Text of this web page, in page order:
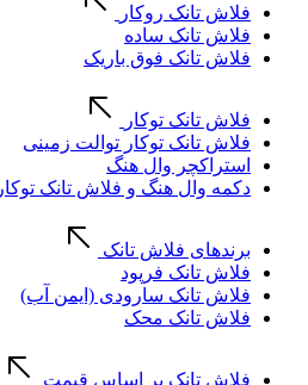
فلاش تانک روکار
فلاش تانک ساده
فلاش تانک فوق باریک
فلاش تانک توکار
فلاش تانک توکار توالت زمینی
استراکچر وال هنگ
دکمه وال هنگ و فلاش تانک توکار
برندهای فلاش تانک
فلاش تانک فرپود
فلاش تانک سارودی (ایمن آب)
فلاش تانک محک
فلاش تانک بر اساس قیمت